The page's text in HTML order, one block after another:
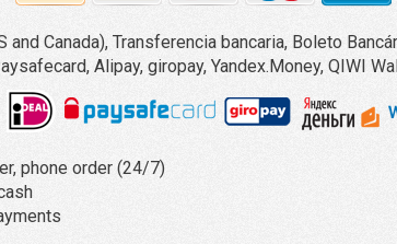
and Canada), Transferencia bancaria, Boleto
Alipay, giropay, Yandex.Money, QIWI
phone order (24/7)